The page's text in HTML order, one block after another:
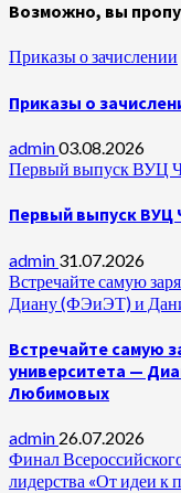
Возможно, вы
Приказы о зачислении
Приказы о
admin03.08.2026
Первый выпуск ВУЦ
Первый выпуск ВУЦ
admin 31.07.2026
Встречайте самую
Диану (ФЭиЭТ) и
Встречайте самую
университета —
Любимовых
admin 26.07.2026
Финал
лидерства «От идеи к